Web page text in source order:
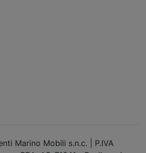
Marino Mobili s.n.c. | P.IVA